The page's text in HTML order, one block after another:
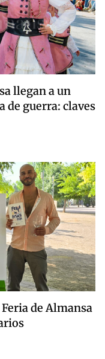
llegan a un
de guerra: claves
de Almansa